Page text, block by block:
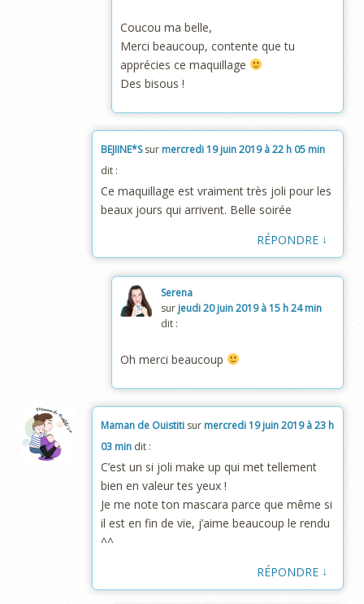
Coucou ma belle,
Merci beaucoup, contente que tu
apprécies ce maquillage
Des bisous !
BEJIINE*Ssur mercredi 19 juin 2019 à 22 h 05 min
dit :
Ce maquillage est vraiment très joli pour les
beaux jours qui arrivent. Belle soirée
RÉPONDRE ↓
Serena
sur jeudi 20 juin 2019 à 15 h 24 min
dit :
Oh merci beaucoup
Maman de Ouistiti sur mercredi 19 juin 2019 à 23 h
03 min dit :
C’est un si joli make up qui met tellement
bien en valeur tes yeux !
Je me note ton mascara parce que même si
il est en fin de vie, j’aime beaucoup le rendu
^^
RÉPONDRE ↓